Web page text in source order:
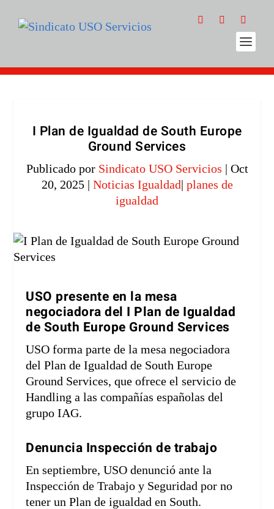
I Plan de Igualdad de South Europe
Ground Services
Publicado por Sindicato USO Servicios | Oct
20, 2025| Noticias Igualdad| planes de
igualdad
USO presente en la mesa
negociadora del I Plan de Igualdad
de South Europe Ground Services
USO forma parte de la mesa negociadora
del Plan de Igualdad de South Europe
Ground Services, que ofrece el servicio de
Handling a las compañías españolas del
grupo IAG.
Denuncia Inspección de trabajo
En septiembre, USO denunció ante la
Inspección de Trabajo y Seguridad por no
tener un Plan de igualdad en South.